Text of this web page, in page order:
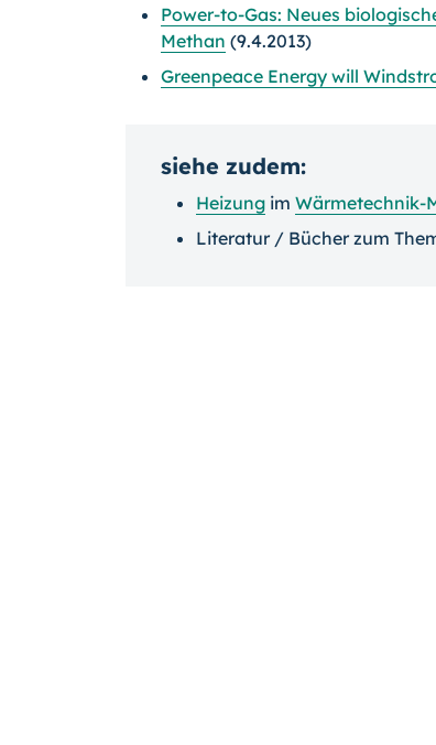
Power-to-Gas: Neues
Methan (9.4.2013)
Greenpeace Energy will
siehe zudem:
Heizung im Wärmetechnik-
Literatur / Bücher zum